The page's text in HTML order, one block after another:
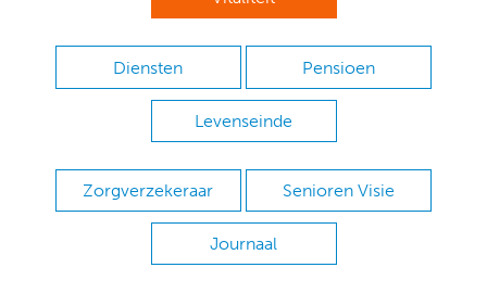
Diensten Pensioen
Levenseinde
Zorgverzekeraar Senioren Visie
Journaal